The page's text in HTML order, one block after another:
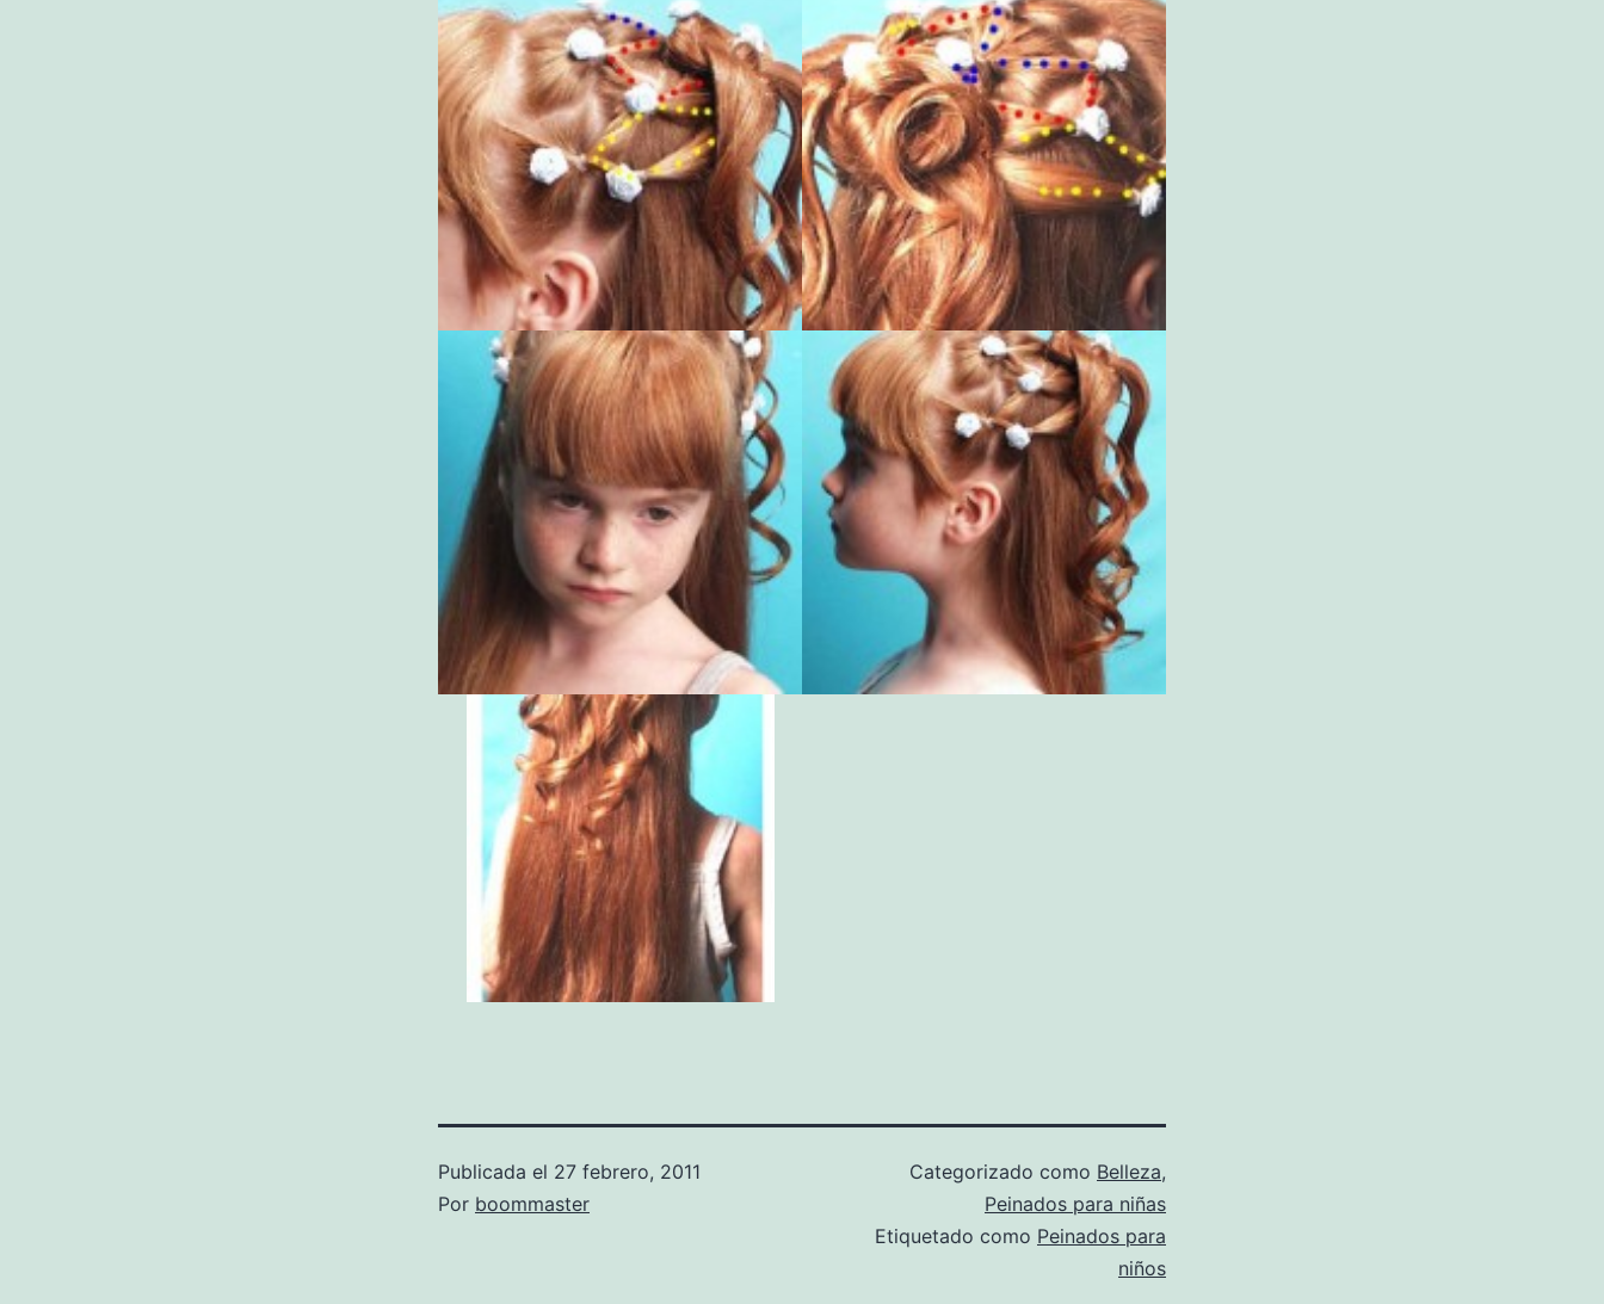
Publicada el 27 febrero, 2011
Por boommaster
Categorizado como Belleza,
Peinados para niñas
Etiquetado como Peinados para
niños